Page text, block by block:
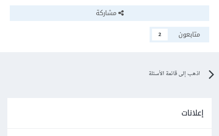
مشاركة
متابعون
2
اذهب إلى قائمة الأسئلة
إعلانات